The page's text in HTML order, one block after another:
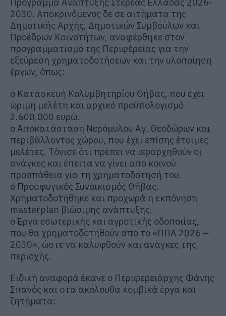
2030. Αποκρινόμενος δε σε αιτήματα της
Δημοτικής Αρχής, Δημοτικών Συμβούλων και
Προέδρων Κοινοτήτων, αναφέρθηκε στον
προγραμματισμό της Περιφέρειας για την
εξεύρεση χρηματοδοτήσεων και την υλοποίηση
έργων, όπως:
o Κατασκευή Κολυμβητηρίου Θήβας, που έχει
ώριμη μελέτη και αρχικό προϋπολογισμό
2.600.000 ευρώ.
oΑποκατάσταση Νερόμυλου Αγ. Θεοδώρων και
περιβάλλοντος χώρου, που έχει επίσης έτοιμες
μελέτες. Τόνισε ότι πρέπει να ιεραρχηθούν οι
ανάγκες και έπειτα να γίνει από κοινού
προσπάθεια για τη χρηματοδότησή του.
o Προσφυγικός Συνοικισμός Θήβας.
Χρηματοδοτήθηκε και προχωρά η εκπόνηση
masterplan βιώσιμης ανάπτυξης.
oΈργα εσωτερικής και αγροτικής οδοποιίας,
που θα χρηματοδοτηθούν από το «ΠΠΑ 2026 –
2030», ώστε να καλυφθούν και ανάγκες της
περιοχής.
Ειδική αναφορά έκανε ο Περιφερειάρχης Φάνης
Σπανός και στα ακόλουθα κομβικά έργα και
ζητήματα: